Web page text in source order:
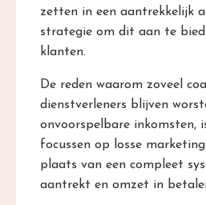
zetten in een aantrekkelijk
strategie om dit aan te
klanten.
De reden waarom zoveel
dienstverleners blijven
onvoorspelbare inkomsten,
focussen op losse
plaats van een compleet
aantrekt en omzet in